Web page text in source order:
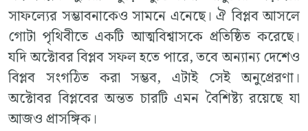
সাফল্যের সম্ভাবনাকেও সামনে এনেছে। ঐ বিপ্লব আসলে
গোটা পৃথিবীতে একটি আত্মবিশ্বাসকে প্রতিষ্ঠিত করেছে।
যদি অক্টোবর বিপ্লব সফল হতে পারে, তবে অন্যান্য দেশেও
বিপ্লব সংগঠিত করা সম্ভব, এটাই সেই অনুপ্রেরণা।
অক্টোবর বিপ্লবের অন্তত চারটি এমন বৈশিষ্ট্য রয়েছে যা
আজও প্রাসঙ্গিক।